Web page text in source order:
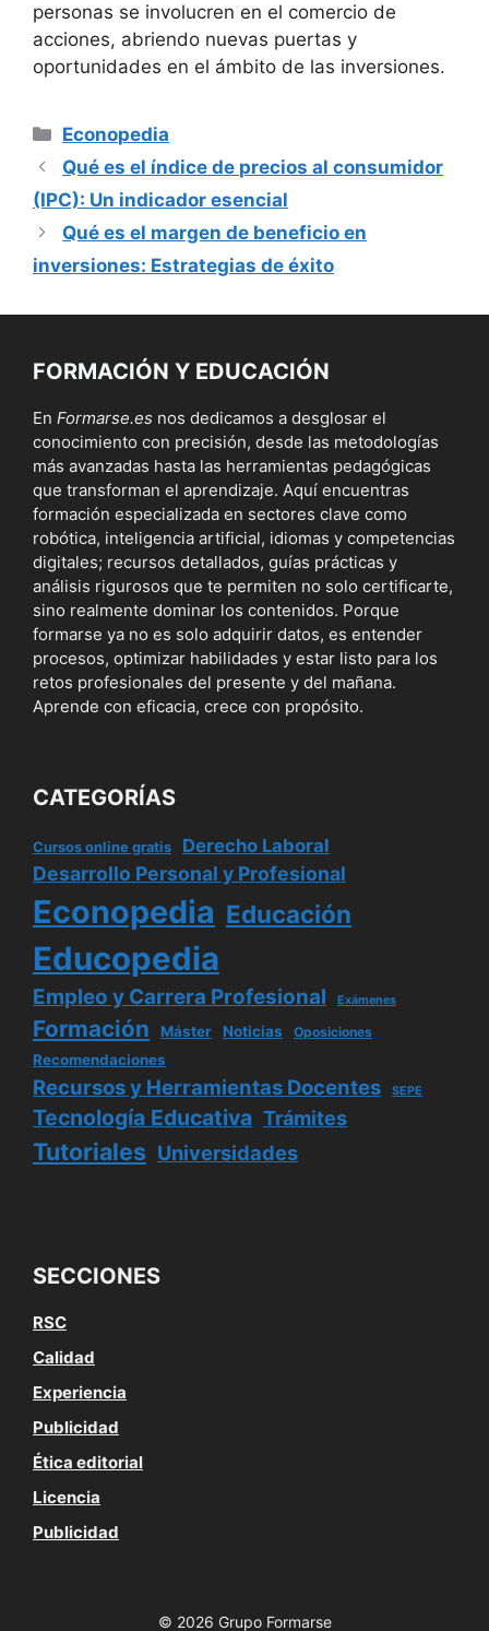
personas se involucren‍ en el comercio ‍de
acciones,⁢ abriendo nuevas puertas y⁣
oportunidades en el ámbito de⁢ las ‌inversiones.
Categorías
Econopedia
Qué es el índice de precios al consumidor
(IPC): Un indicador esencial
Qué es el margen de beneficio en
inversiones: Estrategias de éxito
FORMACIÓN Y EDUCACIÓN
En Formarse.es nos dedicamos a desglosar el
conocimiento con precisión, desde las metodologías
más avanzadas hasta las herramientas pedagógicas
que transforman el aprendizaje. Aquí encuentras
formación especializada en sectores clave como
robótica, inteligencia artificial, idiomas y competencias
digitales; recursos detallados, guías prácticas y
análisis rigurosos que te permiten no solo certificarte,
sino realmente dominar los contenidos. Porque
formarse ya no es solo adquirir datos, es entender
procesos, optimizar habilidades y estar listo para los
retos profesionales del presente y del mañana.
Aprende con eficacia, crece con propósito.
CATEGORÍAS
Cursos online gratis Derecho Laboral
Desarrollo Personal y Profesional
Econopedia Educación
Educopedia
Empleo y Carrera Profesional Exámenes
Formación Máster Noticias Oposiciones
Recomendaciones
Recursos y Herramientas Docentes SEPE
Tecnología Educativa Trámites
Tutoriales Universidades
SECCIONES
RSC
Calidad
Experiencia
Publicidad
Ética editorial
Licencia
Publicidad
© 2026 Grupo Formarse